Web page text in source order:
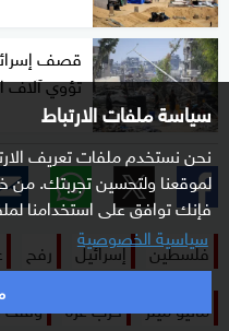
سياسة ملفات الارتباط
نحن نستخدم ملفات تعريف
لموقعنا ولتحسين تجربتك. من
فإنك توافق على استخدامنا
سياسية الخصوصية
قصف
تؤوي آلاف
فلسطين إسرائيل رفح
ماثيو ميلر
حرب غزة وقف